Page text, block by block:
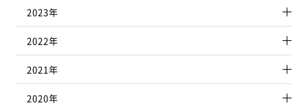
2023年
2022年
2021年
2020年
082-569-9858
福山店
0120-084-330
萩･長門店